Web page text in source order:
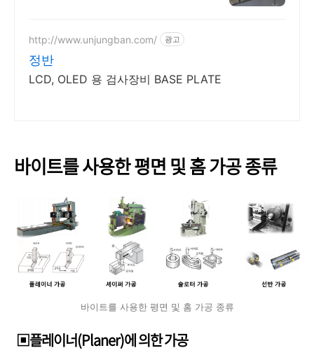
http://www.unjungban.com/ 광고
정반
LCD, OLED 용 검사장비 BASE PLATE
바이트를 사용한 평면 및 홈 가공 종류
바이트를 사용한 평면 및 홈 가공 종류
▣플레이너(Planer)에 의한 가공